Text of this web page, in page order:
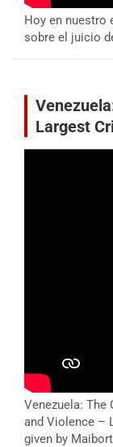
Hoy en nuestro
sobre el juicio
Largest
Venezuela: The
and Violence –
given by